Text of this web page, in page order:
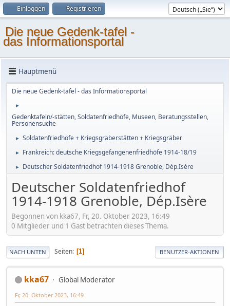
Einloggen Registrieren
Die neue Gedenk-tafel -
das Informationsportal
Hauptmenü
Die neue Gedenk-tafel - das Informationsportal
►
Gedenktafeln/-stätten, Soldatenfriedhöfe, Museen, Beratungsstellen,
Personensuche
► Soldatenfriedhöfe + Kriegsgräberstätten + Kriegsgräber
► Frankreich: deutsche Kriegsgefangenenfriedhöfe 1914-18/19
► Deutscher Soldatenfriedhof 1914-1918 Grenoble, Dép.Isère
Deutscher Soldatenfriedhof
1914-1918 Grenoble, Dép.Isère
Begonnen von kka67, Fr, 20. Oktober 2023, 16:49
0 Mitglieder und 1 Gast betrachten dieses Thema.
NACH UNTEN Seiten 1 BENUTZER-AKTIONEN
kka67 Global Moderator
Fr, 20. Oktober 2023, 16:49